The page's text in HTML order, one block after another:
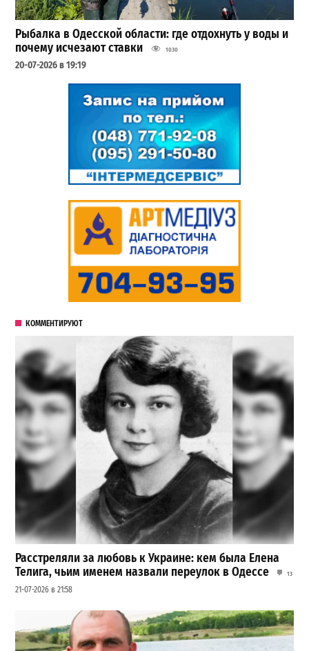
Рыбалка в Одесской области: где отдохнуть у воды и
почему исчезают ставки
1030
20-07-2026 в 19:19
КОММЕНТИРУЮТ
Расстреляли за любовь к Украине: кем была Елена
Телига, чьим именем назвали переулок в Одессе
13
21-07-2026 в 21:58